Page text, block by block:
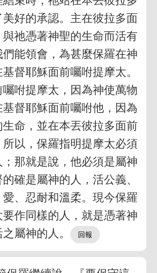
好的承認。主在彼拉多面
祂憑著神聖的生命而活有
們能領會，為甚麼保羅在神
督耶穌面前囑咐提摩太。
咐提摩太，因為神使萬物
督耶穌面前囑咐他，因為
命，並在本丟彼拉多面前
以，保羅指明提摩太必須
那就是說，他必須是屬神
確是屬神的人，活公義、
、忍耐和溫柔。現今保羅
作同樣的人，就是憑著神
屬神的人。